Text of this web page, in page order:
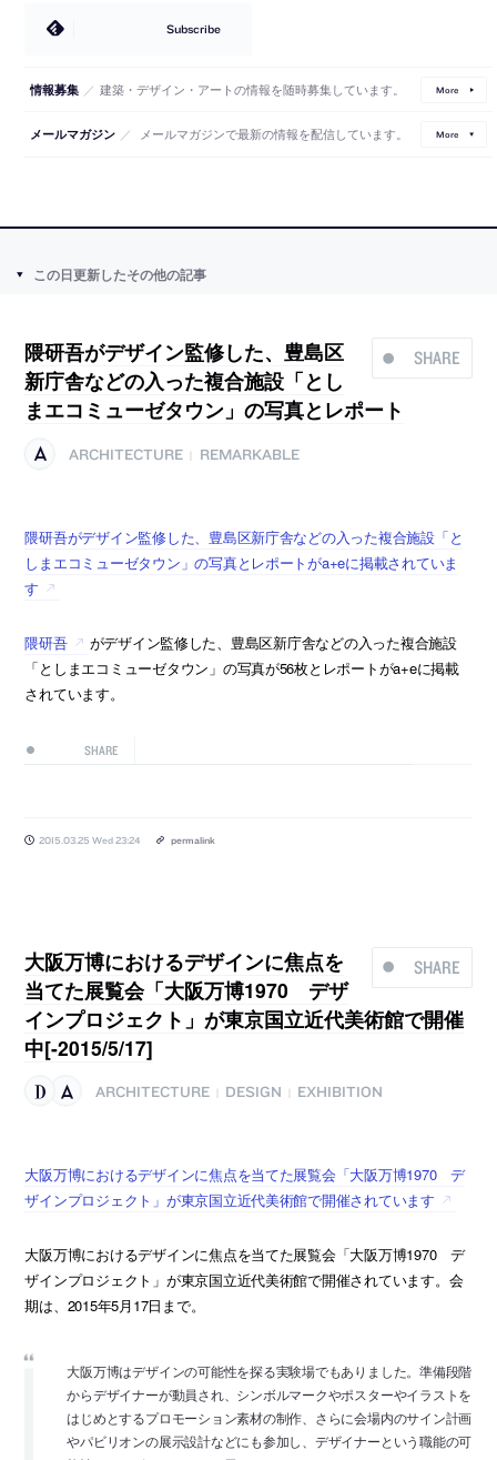
Subscribe
情報募集 ／ 建築・デザイン・アートの情報を随時募集しています。 More
メールマガジン ／ メールマガジンで最新の情報を配信しています。 More
この日更新したその他の記事
SHARE
隈研吾がデザイン監修した、豊島区
新庁舎などの入った複合施設「とし
まエコミューゼタウン」の写真とレポート
ARCHITECTURE REMARKABLE
隈研吾がデザイン監修した、豊島区新庁舎などの入った複合施設「と
しまエコミューゼタウン」の写真とレポートがa+eに掲載されていま
す
隈研吾
がデザイン監修した、豊島区新庁舎などの入った複合施設
「としまエコミューゼタウン」の写真が56枚とレポートがa+eに掲載
されています。
SHARE
2015.03.25 Wed 23:24 permalink
SHARE
大阪万博におけるデザインに焦点を
当てた展覧会「大阪万博1970 デザ
インプロジェクト」が東京国立近代美術館で開催
中[-2015/5/17]
ARCHITECTURE DESIGN EXHIBITION
大阪万博におけるデザインに焦点を当てた展覧会「大阪万博1970 デ
ザインプロジェクト」が東京国立近代美術館で開催されています
大阪万博におけるデザインに焦点を当てた展覧会「大阪万博1970 デ
ザインプロジェクト」が東京国立近代美術館で開催されています。会
期は、2015年5月17日まで。
大阪万博はデザインの可能性を探る実験場でもありました。準備段階
からデザイナーが動員され、シンボルマークやポスターやイラストを
はじめとするプロモーション素材の制作、さらに会場内のサイン計画
やパビリオンの展示設計などにも参加し、デザイナーという職能の可